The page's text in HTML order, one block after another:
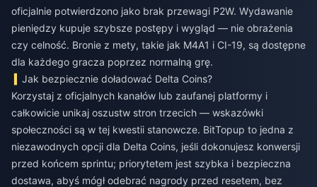
oficjalnie potwierdzono jako brak przewagi P2W. Wydawanie
pieniędzy kupuje szybsze postępy i wygląd — nie obrażenia
czy celność. Bronie z mety, takie jak M4A1 i CI-19, są dostępne
dla każdego gracza poprzez normalną grę.
Jak bezpiecznie doładować Delta Coins?
Korzystaj z oficjalnych kanałów lub zaufanej platformy i
całkowicie unikaj oszustw stron trzecich — wskazówki
społeczności są w tej kwestii stanowcze. BitTopup to jedna z
niezawodnych opcji dla Delta Coins, jeśli dokonujesz konwersji
przed końcem sprintu; priorytetem jest szybka i bezpieczna
dostawa, abyś mógł odebrać nagrody przed resetem, bez